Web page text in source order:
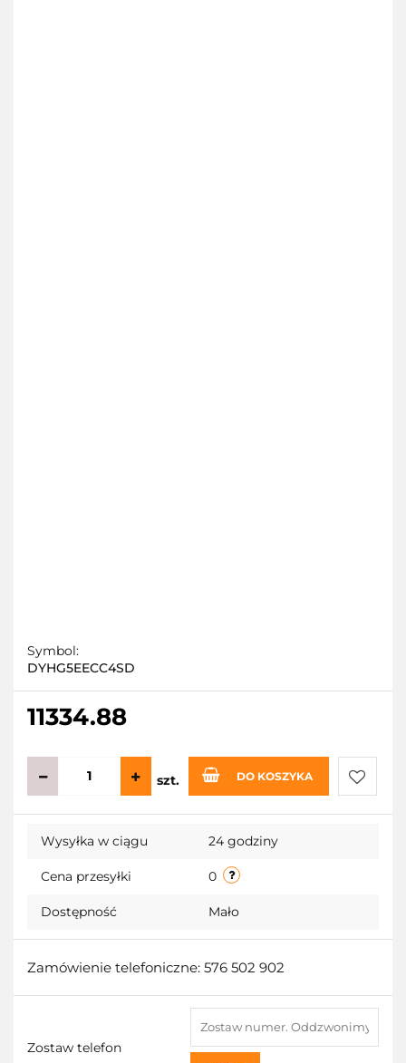
Symbol:
DYHG5EECC4SD
11334.88
szt. DO KOSZYKA
Do
Wysyłka w ciągu 24 godziny
Cena przesyłki 0
Dostępność Mało
Zamówienie telefoniczne: 576 502 902
Zostaw telefon